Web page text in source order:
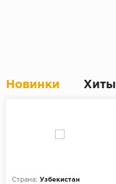
Новинки Хиты
Страна: Узбекистан